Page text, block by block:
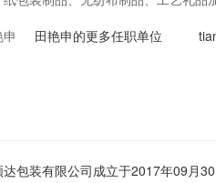
方可开展经营活动）
申 田艳申的更多任职单位
包装有限公司成立于2017年09月